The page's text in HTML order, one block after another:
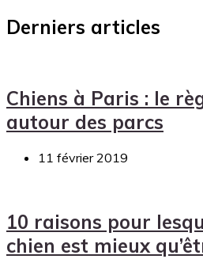
Derniers articles
Chiens à Paris : le
autour des parcs
11 février 2019
10 raisons pour
chien est mieux